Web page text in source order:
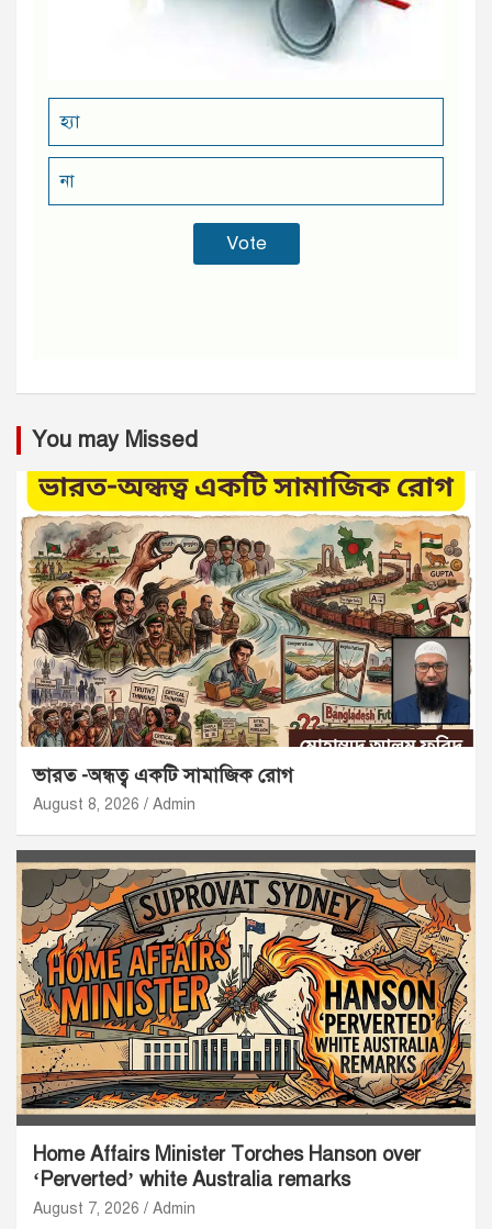
হ্যা
না
You may Missed
ভারত -অন্ধত্ব একটি সামাজিক রোগ
August 8, 2026 Admin
Home Affairs Minister Torches Hanson over
‘Perverted’ white Australia remarks
August 7, 2026 Admin